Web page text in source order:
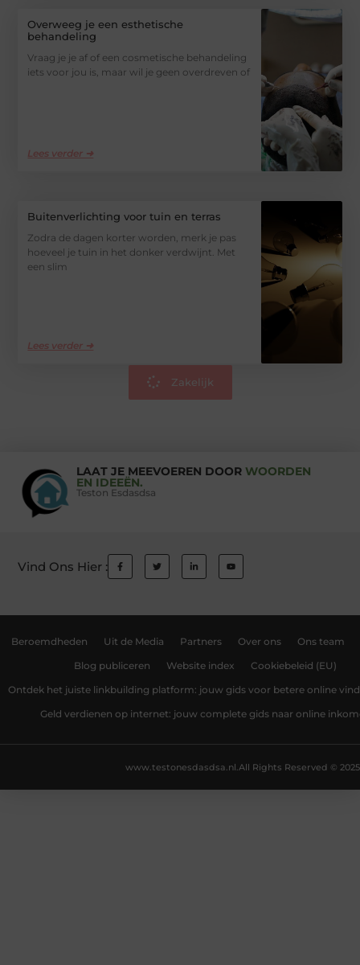
Overweeg je een esthetische
behandeling
Vraag je je af of een cosmetische behandeling
iets voor jou is, maar wil je geen overdreven of
Lees verder ➜
Buitenverlichting voor tuin en terras
Zodra de dagen korter worden, merk je pas
hoeveel je tuin in het donker verdwijnt. Met
een slim
Lees verder ➜
Zakelijk
LAAT JE MEEVOEREN DOOR WOORDEN
EN IDEEËN.
Teston Esdasdsa
Vind Ons Hier :
Beroemdheden Uit de Media Partners Over ons Ons team
Blog publiceren Website index Cookiebeleid (EU)
Ontdek het juiste linkbuilding platform: jouw gids voor betere online
Geld verdienen op internet: jouw complete gids naar online
All Rights Reserved © 2025
www.testonesdasdsa.nl.